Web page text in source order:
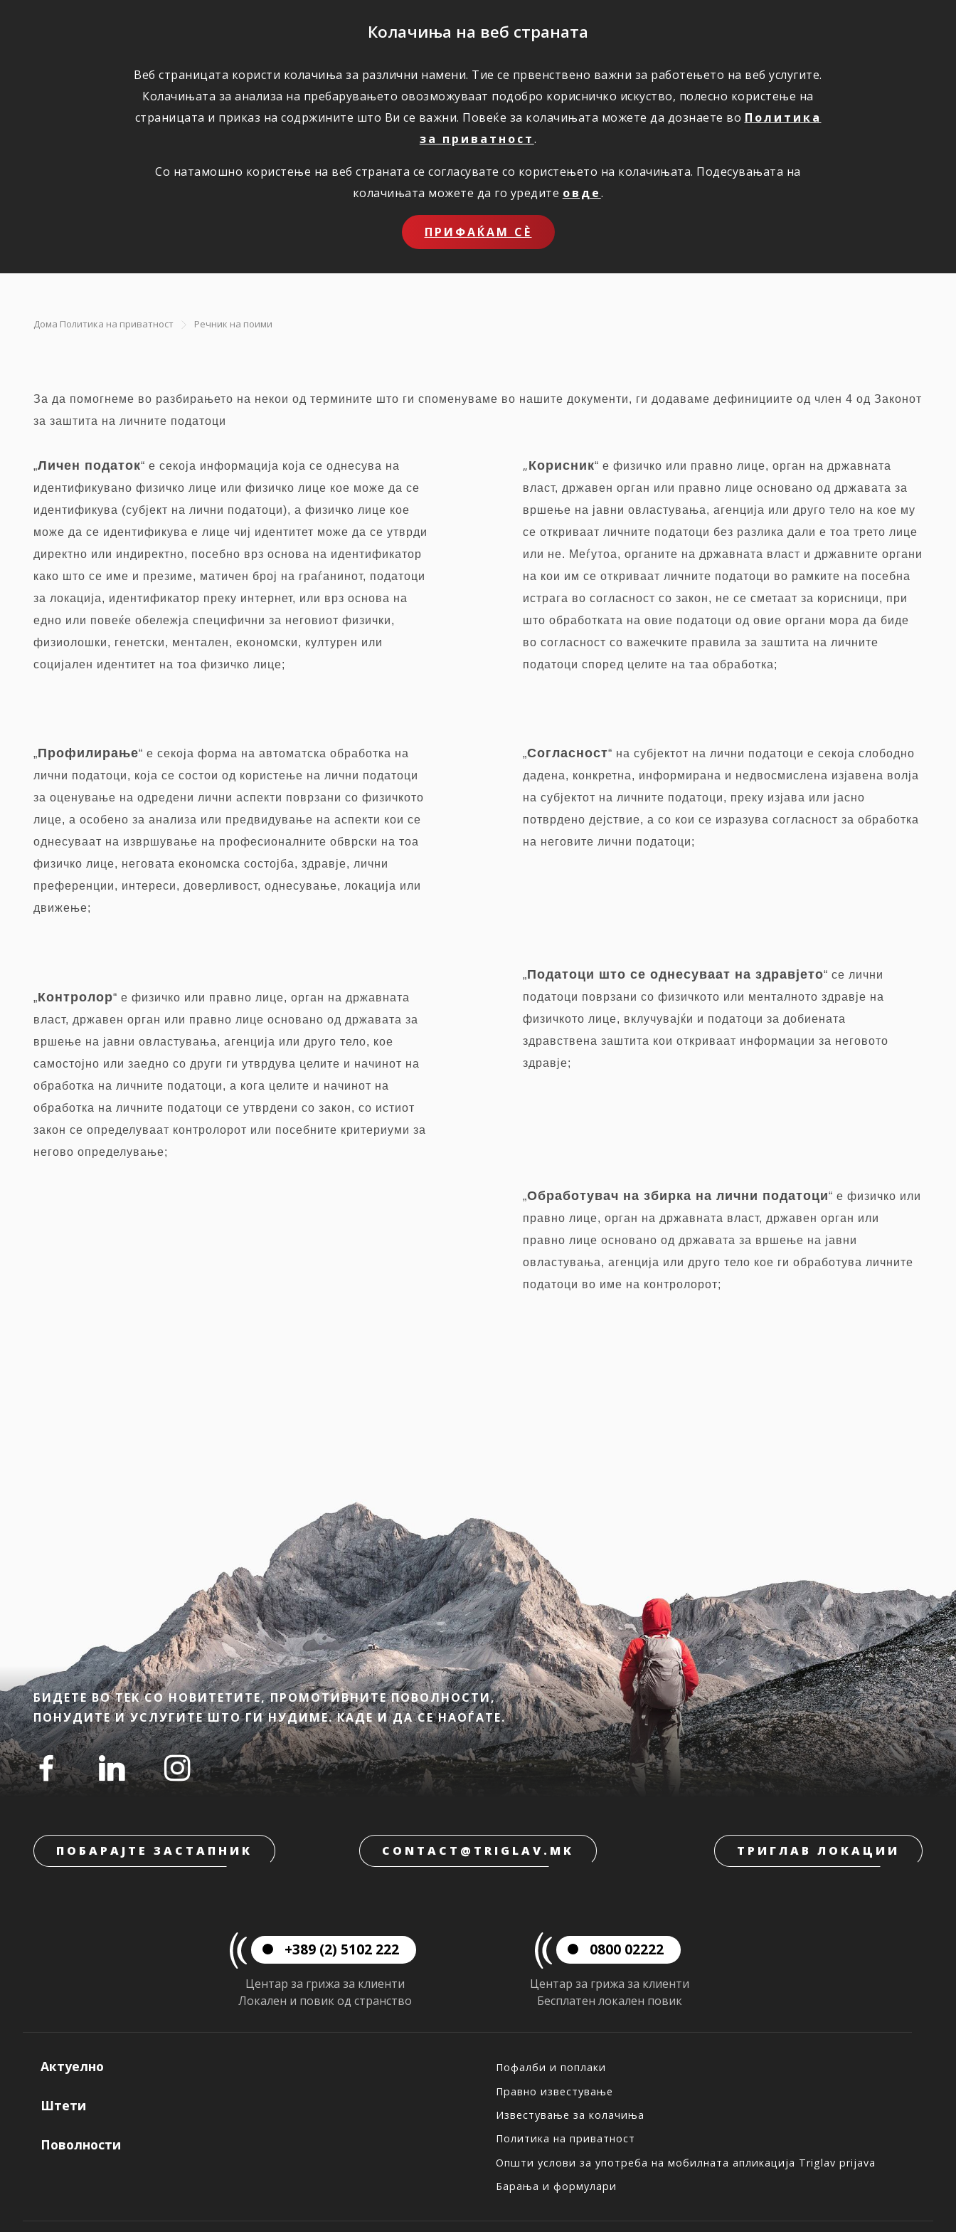
Колачиња на веб страната
Веб страницата користи колачиња за различни намени. Тие се првенствено важни за работењето на веб услугите.
Колачињата за анализа на пребарувањето овозможуваат подобро корисничко искуство, полесно користење на
страницата и приказ на содржините што Ви се важни. Повеќе за колачињата можете да дознаете во Политика
за приватност.
Со натамошно користење на веб страната се согласувате со користењето на колачињата. Подесувањата на
колачињата можете да го уредите овде.
ПРИФАЌАМ СЀ
ОСИГУРУВАЊЕ ШТЕТИ ПОВОЛНОСТИ КОРИСНО ЗА НАС ОНЛАЈН ПРИЈАВИ ШТЕТА
РЕЧНИК НА ПОИМИ
Дома Политика на приватност Речник на поими
За да помогнеме во разбирањето на некои од термините што ги споменуваме во нашите документи, ги додаваме дефинициите од член 4 од Законот
за заштита на личните податоци
„Личен податок“ е секоја информација која се однесува на
идентификувано физичко лице или физичко лице кое може да се
идентификува (субјект на лични податоци), а физичко лице кое
може да се идентификува е лице чиј идентитет може да се утврди
директно или индиректно, посебно врз основа на идентификатор
како што се име и презиме, матичен број на граѓанинот, податоци
за локација, идентификатор преку интернет, или врз основа на
едно или повеќе обележја специфични за неговиот физички,
физиолошки, генетски, ментален, економски, културен или
социјален идентитет на тоа физичко лице;
„Профилирање“ е секоја форма на автоматска обработка на
лични податоци, која се состои од користење на лични податоци
за оценување на одредени лични аспекти поврзани со физичкото
лице, а особено за анализа или предвидување на аспекти кои се
однесуваат на извршување на професионалните обврски на тоа
физичко лице, неговата економска состојба, здравје, лични
преференции, интереси, доверливост, однесување, локација или
движење;
„Контролор“ е физичко или правно лице, орган на државната
власт, државен орган или правно лице основано од државата за
вршење на јавни овластувања, агенција или друго тело, кое
самостојно или заедно со други ги утврдува целите и начинот на
обработка на личните податоци, а кога целите и начинот на
обработка на личните податоци се утврдени со закон, со истиот
закон се определуваат контролорот или посебните критериуми за
негово определување;
„Корисник“ е физичко или правно лице, орган на државната
власт, државен орган или правно лице основано од државата за
вршење на јавни овластувања, агенција или друго тело на кое му
се откриваат личните податоци без разлика дали е тоа трето лице
или не. Меѓутоа, органите на државната власт и државните органи
на кои им се откриваат личните податоци во рамките на посебна
истрага во согласност со закон, не се сметаат за корисници, при
што обработката на овие податоци од овие органи мора да биде
во согласност со важечките правила за заштита на личните
податоци според целите на таа обработка;
„Согласност“ на субјектот на лични податоци е секоја слободно
дадена, конкретна, информирана и недвосмислена изјавена волја
на субјектот на личните податоци, преку изјава или јасно
потврдено дејствие, а со кои се изразува согласност за обработка
на неговите лични податоци;
„Податоци што се однесуваат на здравјето“ се лични
податоци поврзани со физичкото или менталното здравје на
физичкото лице, вклучувајќи и податоци за добиената
здравствена заштита кои откриваат информации за неговото
здравје;
„Обработувач на збирка на лични податоци“ е физичко или
правно лице, орган на државната власт, државен орган или
правно лице основано од државата за вршење на јавни
овластувања, агенција или друго тело кое ги обработува личните
податоци во име на контролорот;
БИДЕТЕ ВО ТЕК СО НОВИТЕТИТЕ, ПРОМОТИВНИТЕ ПОВОЛНОСТИ,
ПОНУДИТЕ И УСЛУГИТЕ ШТО ГИ НУДИМЕ. КАДЕ И ДА СЕ НАОЃАТЕ.
ПОБАРАЈТЕ ЗАСТАПНИК CONTACT@TRIGLAV.MK ТРИГЛАВ ЛОКАЦИИ
+389 (2) 5102 222
Центар за грижа за клиенти
Локален и повик од странство
0800 02222
Центар за грижа за клиенти
Бесплатен локален повик
Актуелно
Штети
Поволности
Пофалби и поплаки
Правно известување
Известување за колачиња
Политика на приватност
Општи услови за употреба на мобилната апликација Triglav prijava
Барања и формулари